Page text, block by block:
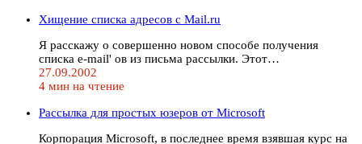
Хищение списка адресов с Mail.ru
Я расскажу о совершенно новом способе получения
списка e-mail' ов из письма рассылки. Этот…
27.09.2002
4 мин на чтение
Рассылка для простых юзеров от Microsoft
Корпорация Microsoft, в последнее время взявшая курс на